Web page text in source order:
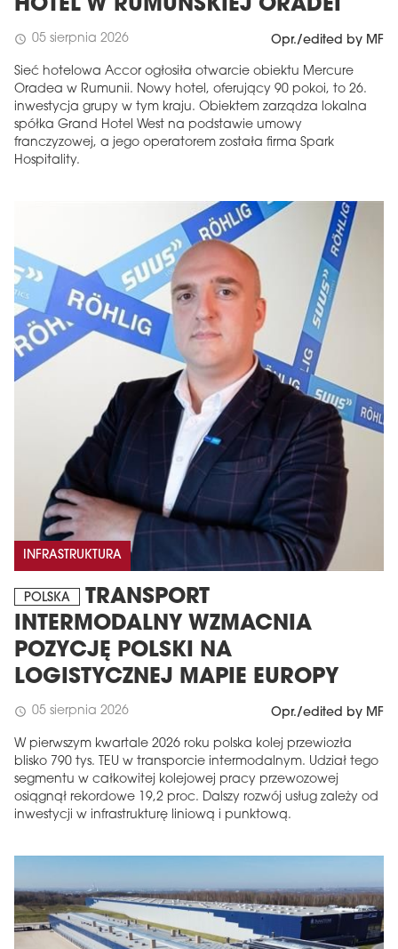
HOTEL W RUMUŃSKIEJ ORADEI
schedule 05 sierpnia 2026 Opr./edited by MF
Sieć hotelowa Accor ogłosiła otwarcie obiektu Mercure
Oradea w Rumunii. Nowy hotel, oferujący 90 pokoi, to 26.
inwestycja grupy w tym kraju. Obiektem zarządza lokalna
spółka Grand Hotel West na podstawie umowy
franczyzowej, a jego operatorem została firma Spark
Hospitality.
INFRASTRUKTURA
POLSKA
TRANSPORT
INTERMODALNY WZMACNIA
POZYCJĘ POLSKI NA
LOGISTYCZNEJ MAPIE EUROPY
schedule 05 sierpnia 2026 Opr./edited by MF
W pierwszym kwartale 2026 roku polska kolej przewiozła
blisko 790 tys. TEU w transporcie intermodalnym. Udział tego
segmentu w całkowitej kolejowej pracy przewozowej
osiągnął rekordowe 19,2 proc. Dalszy rozwój usług zależy od
inwestycji w infrastrukturę liniową i punktową.